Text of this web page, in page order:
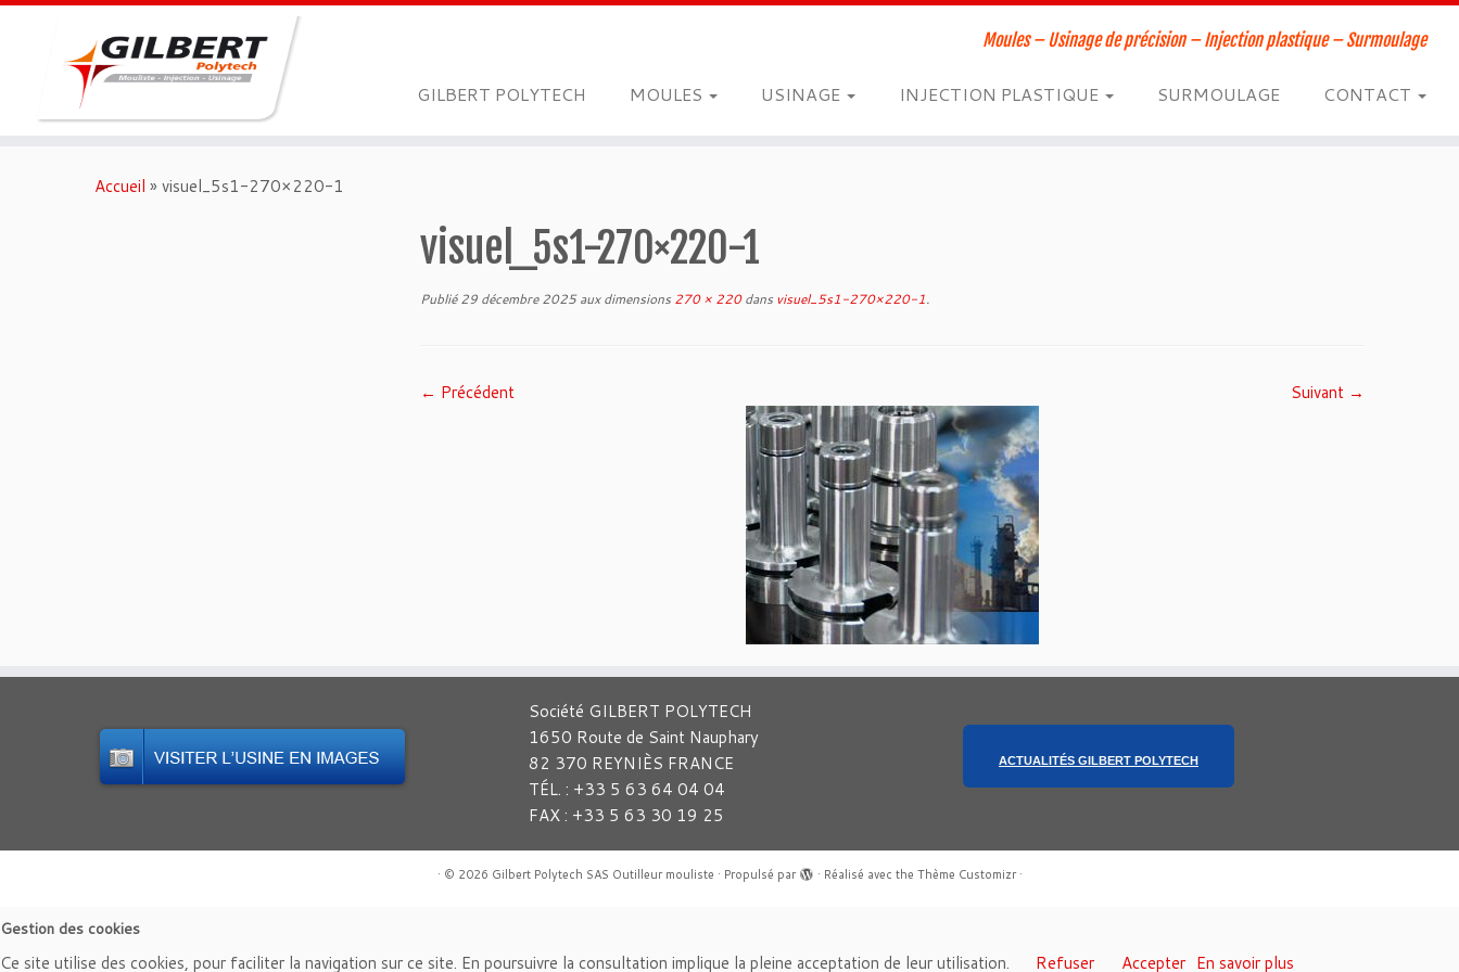
Moules – Usinage de précision – Injection plastique – Surmoulage
GILBERT POLYTECH MOULES USINAGE INJECTION PLASTIQUE SURMOULAGE CONTACT
Accueil » visuel_5s1-270×220-1
visuel_5s1-270×220-1
Publié 29 décembre 2025aux dimensions 270 × 220dans visuel_5s1-270×220-1.
← Précédent Suivant →
Société GILBERT POLYTECH
1650 Route de Saint Nauphary
82 370 REYNIÈS FRANCE
TÉL. : +33 5 63 64 04 04
FAX : +33 5 63 30 19 25
ACTUALITÉS GILBERT POLYTECH
· © 2026 Gilbert Polytech SAS Outilleur mouliste · Propulsé par · Réalisé avec the Thème Customizr·
Gestion des cookies
Ce site utilise des cookies, pour faciliter la navigation sur ce site. En poursuivre la consultation implique la pleine acceptation de leur utilisation. Refuser Accepter En savoir plus